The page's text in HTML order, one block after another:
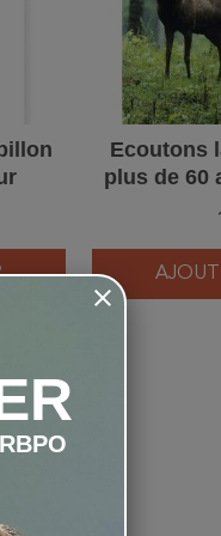
Ecoutons
plus de 60